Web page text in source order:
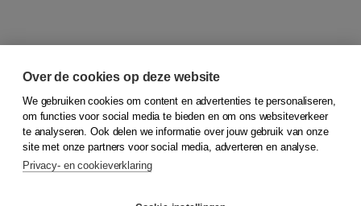
© 2026Koninklijke Boom uitgevers
Over de cookies op deze website
We gebruiken cookies om content en advertenties te personaliseren,
om functies voor social media te bieden en om ons websiteverkeer
te analyseren. Ook delen we informatie over jouw gebruik van onze
site met onze partners voor social media, adverteren en analyse.
Privacy- en cookieverklaring